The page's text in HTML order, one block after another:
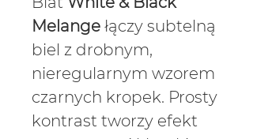
Melange łączy subtelną
biel z drobnym,
nieregularnym wzorem
czarnych kropek. Prosty
kontrast tworzy efekt